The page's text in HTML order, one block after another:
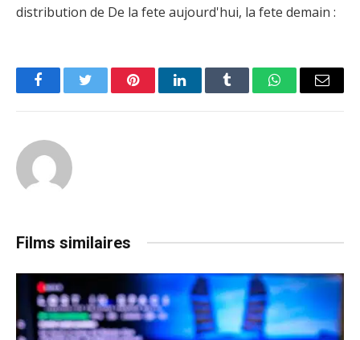
distribution de De la fete aujourd'hui, la fete demain :
FacebookTwitter PinterestLinkedInTumblr WhatsAppEmail
Films similaires